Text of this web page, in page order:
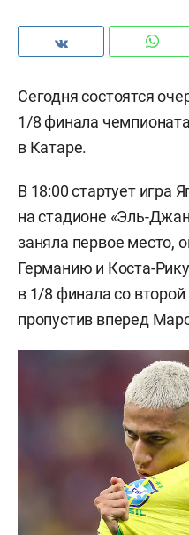
Сегодня состоятся
1/8 финала
в Катаре.
В 18:00 стартует игра
на стадионе «Эль-
заняла первое место,
Германию и Коста-
в 1/8 финала со второй
пропустив вперед